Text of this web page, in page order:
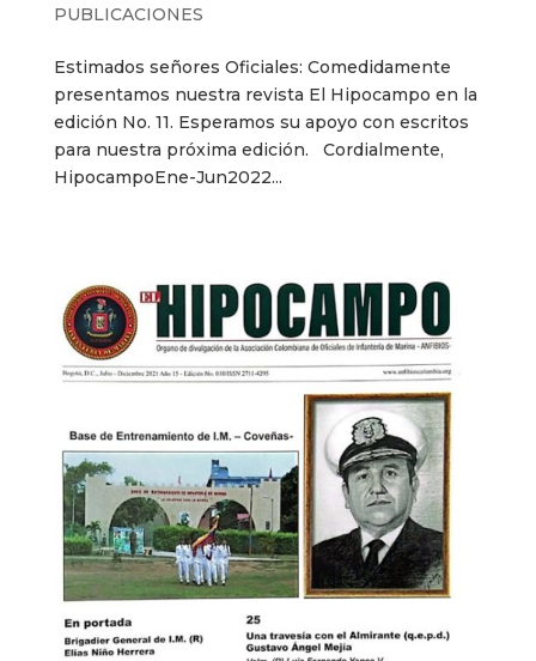
PUBLICACIONES
Estimados señores Oficiales: Comedidamente
presentamos nuestra revista El Hipocampo en la
edición No. 11. Esperamos su apoyo con escritos
para nuestra próxima edición. Cordialmente,
HipocampoEne-Jun2022...